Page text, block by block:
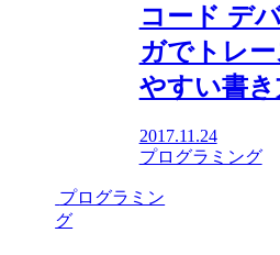
コード デ
ガでトレ
やすい書き
2017.11.24
プログラミング
プログラミン
グ